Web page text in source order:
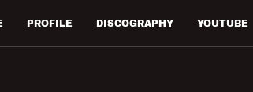
PROFILE DISCOGRAPHY YOUTUBE